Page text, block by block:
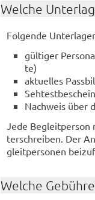
Wel­che
Fol­gen­de
gül­ti­ger
te)
ak­tu­el­les
Nach­weis über
Jede Be­gleit­per­son
ter­schrei­ben. Der
gleit­per­so­nen
Wel­che